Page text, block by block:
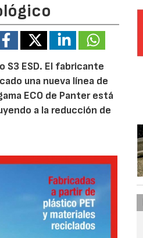
S3 ESD. El fabricante
una nueva línea de
ECO de Panter está
a la reducción de